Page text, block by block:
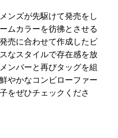
ンズが先駆けて発売をし
ムカラーを彷彿とさせる
売に合わせて作成したビ
なスタイルで存在感を放
ンバーと再びタッグを組
やかなコンビローファー
をぜひチェックくださ